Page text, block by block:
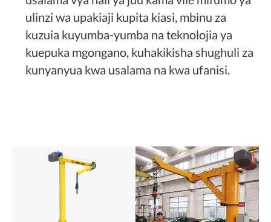
ulinzi wa upakiaji kupita kiasi, mbinu za
kuzuia kuyumba-yumba na teknolojia ya
kuepuka mgongano, kuhakikisha shughuli za
kunyanyua kwa usalama na kwa ufanisi.